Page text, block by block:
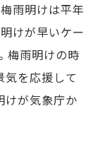
雨明けは平年
けが早いケー
梅雨明けの時
気を応援して
けが気象庁か